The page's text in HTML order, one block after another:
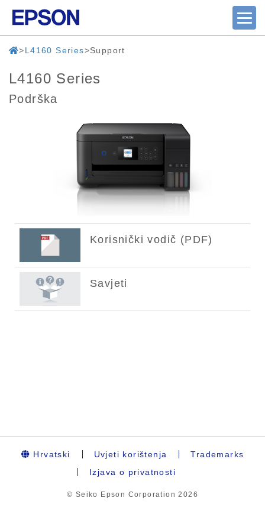
L4160 Series Support
L4160 Series
Podrška
Hrvatski Uvjeti korištenja
Trademarks
Izjava o privatnosti
© Seiko Epson Corporation2026